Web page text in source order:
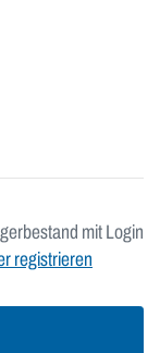
mit Login
registrieren